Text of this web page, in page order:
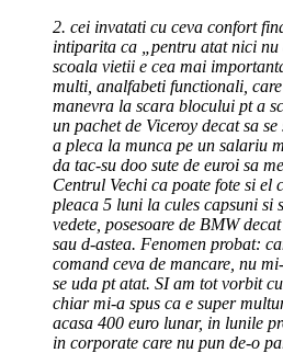
2. cei invatati cu ceva confort
intiparita ca „pentru atat nici
scoala vietii e cea mai
multi, analfabeti functionali,
manevra la scara blocului pt a
un pachet de Viceroy decat sa
a pleca la munca pe un salariu
da tac-su doo sute de euroi sa
Centrul Vechi ca poate fote si el
pleaca 5 luni la cules capsuni si
vedete, posesoare de BMW
sau d-astea. Fenomen probat:
comand ceva de mancare, nu
se uda pt atat. SI am tot vorbit
chiar mi-a spus ca e super
acasa 400 euro lunar, in lunile
in corporate care nu pun de-o